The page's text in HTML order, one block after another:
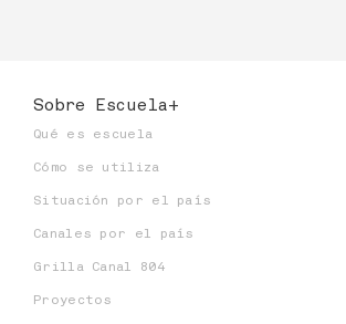
Sobre Escuela+
Qué es escuela
Cómo se utiliza
Situación por el país
Canales por el país
Grilla Canal 804
Proyectos